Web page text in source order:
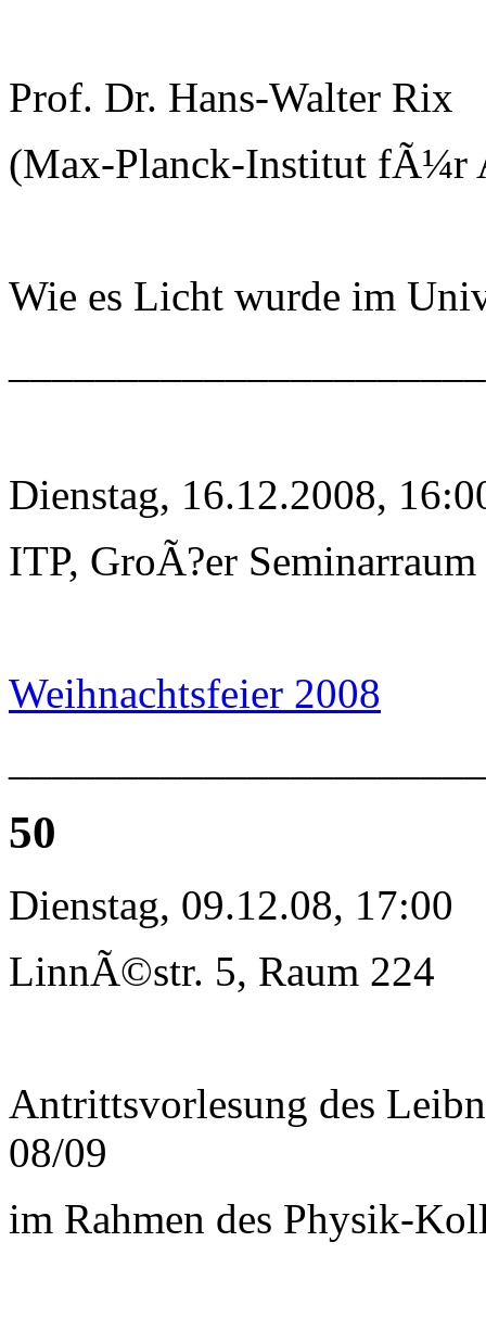
Prof. Dr. Hans-Walter Rix
(Max-Planck-Institut fÃ¼r
Wie es Licht wurde im
Dienstag, 16.12.2008,
ITP, GroÃ?er Seminarraum
Weihnachtsfeier 2008
50
Dienstag, 09.12.08, 17:00
LinnÃ©str. 5, Raum 224
Antrittsvorlesung des
08/09
im Rahmen des Physik-